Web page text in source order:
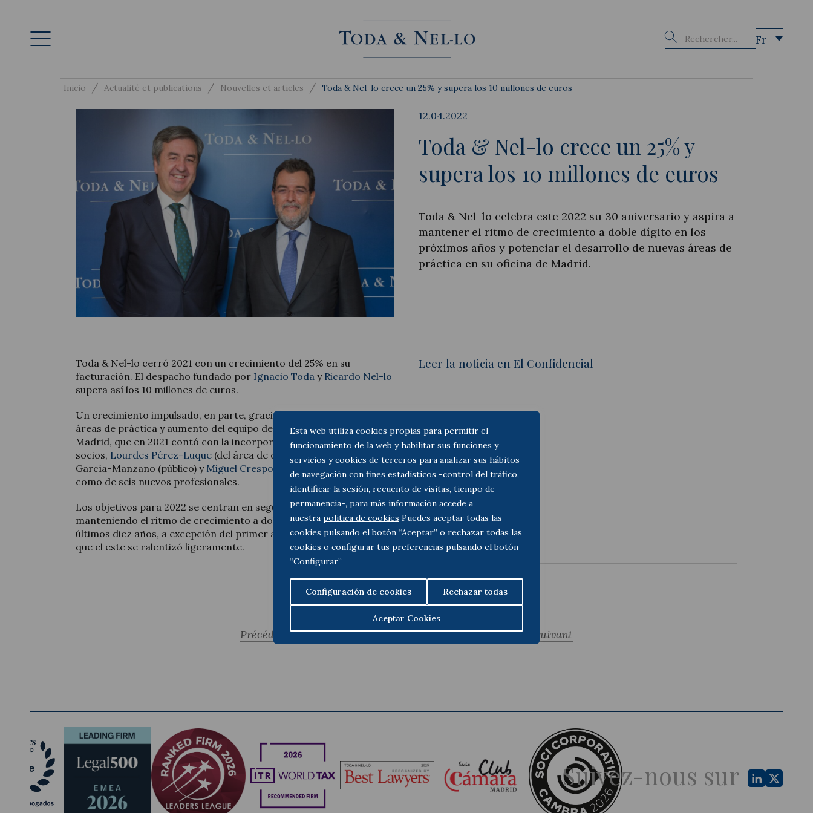
Esta web utiliza cookies propias para permitir el
funcionamiento de la web y habilitar sus funciones y
servicios y cookies de terceros para analizar sus hábitos
de navegación con fines estadísticos -control del tráfico,
identificar la sesión, recuento de visitas, tiempo de
permanencia-, para más información accede a
nuestra politica de cookies Puedes aceptar todas las
cookies pulsando el botón “Aceptar” o rechazar todas las
cookies o configurar tus preferencias pulsando el botón
“Configurar”
Configuración de cookies Rechazar todas
Aceptar Cookies
Nouvelles et articles
Buscar Fr
Inicio / Actualité et publications / Nouvelles et articles / Toda & Nel-lo crece un 25% y supera los 10 millones de euros
12.04.2022
Toda & Nel-lo crece un 25% y
supera los 10 millones de euros
Toda & Nel-lo celebra este 2022 su 30 aniversario y aspira a
mantener el ritmo de crecimiento a doble dígito en los
próximos años y potenciar el desarrollo de nuevas áreas de
práctica en su oficina de Madrid.
Toda & Nel-lo cerró 2021 con un crecimiento del 25% en su
facturación. El despacho fundado por Ignacio Toda y Ricardo Nel-lo
supera así los 10 millones de euros.
Un crecimiento impulsado, en parte, gracias al desarrollo de las
áreas de práctica y aumento del equipo de nuestra oficina de
Madrid, que en 2021 contó con la incorporación de tres nuevos
socios, Lourdes Pérez-Luque (del área de derecho tributario), Pablo
García-Manzano (público) y Miguel Crespo (sectores regulados), así
como de seis nuevos profesionales.
Los objetivos para 2022 se centran en seguir creciendo en Madrid,
manteniendo el ritmo de crecimiento a doble dígito como en los
últimos diez años, a excepción del primer año de la pandemia en el
que el este se ralentizó ligeramente.
Leer la noticia en El Confidencial
Suivant
Précédent
Suivez-nous sur